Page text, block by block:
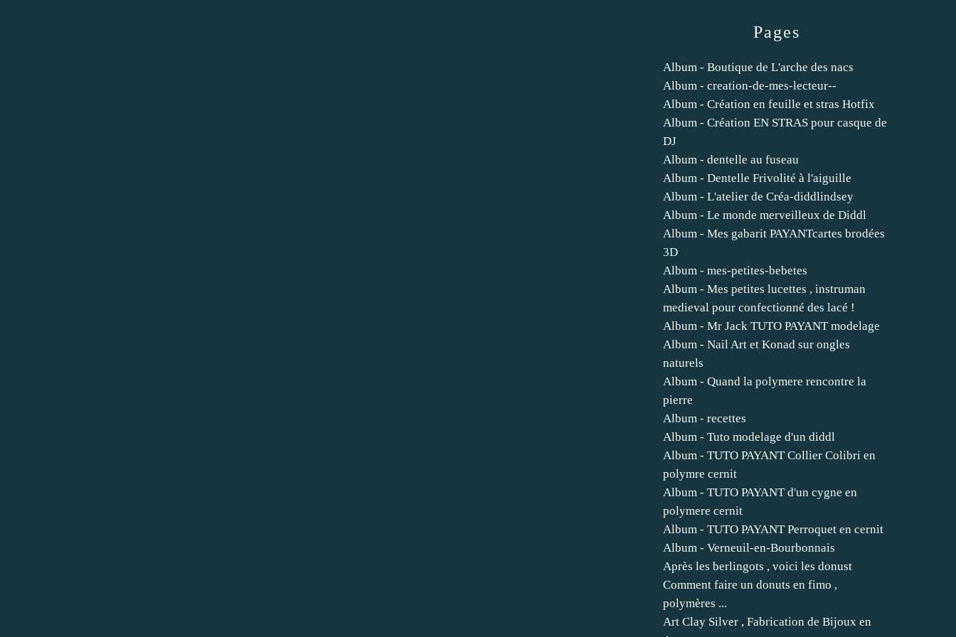
Pages
Album - Boutique de L'arche des nacs
Album - creation-de-mes-lecteur--
Album - Création en feuille et stras Hotfix
Album - Création EN STRAS pour casque de
DJ
Album - dentelle au fuseau
Album - Dentelle Frivolité à l'aiguille
Album - L'atelier de Créa-diddlindsey
Album - Le monde merveilleux de Diddl
Album - Mes gabarit PAYANTcartes brodées
3D
Album - mes-petites-bebetes
Album - Mes petites lucettes , instruman
medieval pour confectionné des lacé !
Album - Mr Jack TUTO PAYANT modelage
Album - Nail Art et Konad sur ongles
naturels
Album - Quand la polymere rencontre la
pierre
Album - recettes
Album - Tuto modelage d'un diddl
Album - TUTO PAYANT Collier Colibri en
polymre cernit
Album - TUTO PAYANT d'un cygne en
polymere cernit
Album - TUTO PAYANT Perroquet en cernit
Album - Verneuil-en-Bourbonnais
Après les berlingots , voici les donust
Comment faire un donuts en fimo ,
polymères ...
Art Clay Silver , Fabrication de Bijoux en